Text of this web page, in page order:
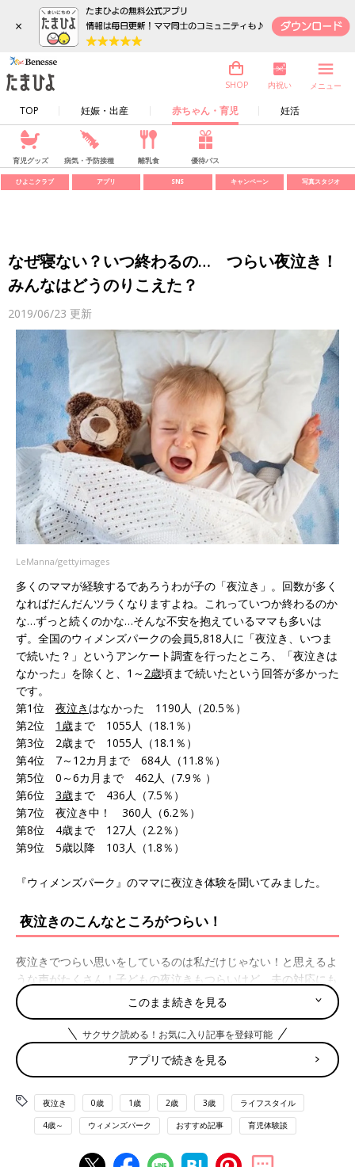
×
TOP 妊娠・出産 赤ちゃん・育児 妊活
SHOP 内祝い メニュー
育児グッズ 病気・予防接種 離乳食 優待パス
ひよこクラブ アプリ SNS キャンペーン 写真スタジオ
なぜ寝ない？いつ終わるの… つらい夜泣き！
みんなはどうのりこえた？
2019/06/23 更新
LeManna/gettyimages
多くのママが経験するであろうわが子の「夜泣き」。回数が多く
なればだんだんツラくなりますよね。これっていつか終わるのか
な…ずっと続くのかな…そんな不安を抱えているママも多いは
ず。全国のウィメンズパークの会員5,818人に「夜泣き、いつま
で続いた？」というアンケート調査を行ったところ、「夜泣きは
なかった」を除くと、1～ 2歳頃まで続いたという回答が多かった
です。
第1位 夜泣き はなかった 1190人（20.5％）
第2位 1歳まで 1055人（18.1％）
第3位 2歳まで 1055人（18.1％）
第4位 7～12カ月まで 684人（11.8％）
第5位 0～6カ月まで 462人（7.9％ ）
第6位 3歳まで 436人（7.5％）
第7位 夜泣き中！ 360人（6.2％）
第8位 4歳まで 127人（2.2％）
第9位 5歳以降 103人（1.8％）
『ウィメンズパーク』のママに夜泣き体験を聞いてみました。
夜泣きのこんなところがつらい！
夜泣きでつらい思いをしているのは私だけじゃない！と思えるよ
うな声がたくさん！子どもの夜泣きもつらいけど、夫の対応にも
不満…という声もありました。
昼も夜もとにかく寝ない！
とにかく寝ない子でした。お昼寝も続けてしない子で、抱っこか
寝不足で体も調子悪くなるしイライラもします。私はノイローゼ
の一歩手前だったと思います。
らは、少しずつ寝てくれるようになった気がします。朝までぐっ
このまま続きを見る
サクサク読める！お気に入り記事を登録可能
アプリで続きを見る
夜泣き 0歳 1歳 2歳 3歳 ライフスタイル
4歳～ ウィメンズパーク おすすめ記事 育児体験談